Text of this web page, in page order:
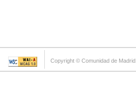
Copyright © Comunidad de Madrid.